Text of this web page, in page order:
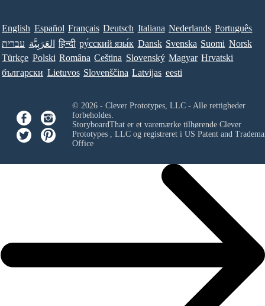
English Español Français Deutsch Italiana Nederlands Português
עברית العَرَبِيَّة हिन्दी ру́сский язы́к Dansk Svenska Suomi Norsk
Türkçe Polski Româna Ceština Slovenský Magyar Hrvatski
български Lietuvos Slovenščina Latvijas eesti
© 2026 - Clever Prototypes, LLC - Alle rettigheder
forbeholdes.
StoryboardThat er et varemærke tilhørende Clever
Prototypes , LLCog registreret i US Patent and
Office